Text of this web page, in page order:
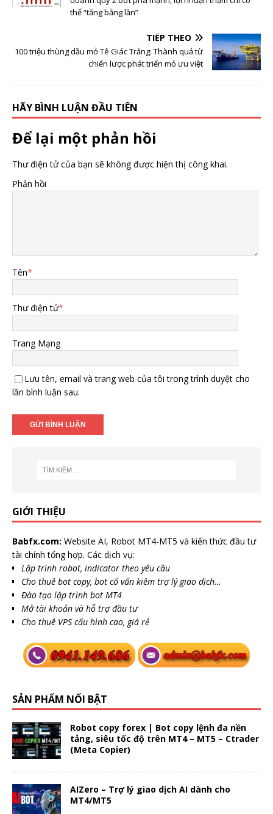
ai cũng làm được!
thể “tăng bằng lần”
TIẾP THEO
100 triệu thùng dầu mỏ Tê Giác Trắng: Thành quả từ
chiến lược phát triển mỏ ưu việt
HÃY BÌNH LUẬN ĐẦU TIÊN
Để lại một phản hồi
Thư điện tử của bạn sẽ không được hiện thị công khai.
Phản hồi
Tên*
Thư điện tử*
Trang Mạng
Lưu tên, email và trang web của tôi trong trình duyệt cho
lần bình luận sau.
GIỚI THIỆU
Babfx.com: Website AI, Robot MT4-MT5 và kiến thức đầu tư
tài chính tổng hợp. Các dịch vụ:
Lập trình robot, indicator theo yêu cầu
Cho thuê bot copy, bot cố vấn kiêm trợ lý giao dịch…
Đào tạo lập trình bot MT4
Mở tài khoản và hỗ trợ đầu tư
Cho thuê VPS cấu hình cao, giá rẻ
SẢN PHẨM NỔI BẬT
Robot copy forex | Bot copy lệnh đa nền
tảng, siêu tốc độ trên MT4 – MT5 – Ctrader
(Meta Copier)
AIZero – Trợ lý giao dịch AI dành cho
MT4/MT5